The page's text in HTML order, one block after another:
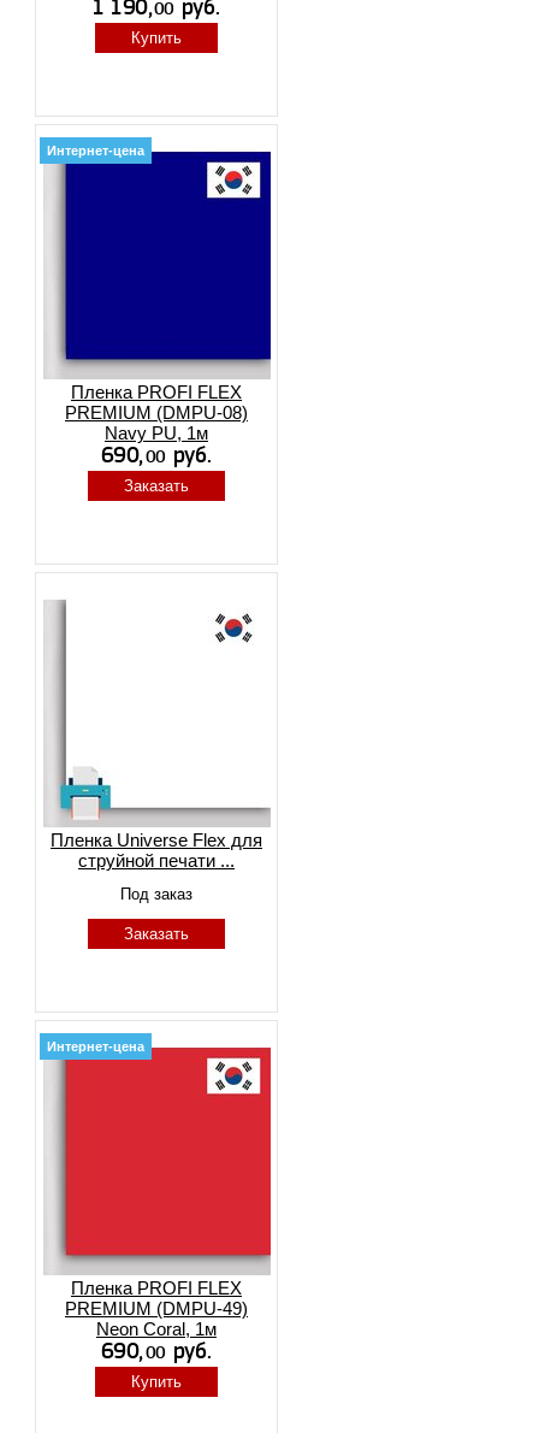
Купить
Интернет-цена
Пленка PROFI FLEX
PREMIUM (DMPU-08)
Navy PU, 1м
Заказать
Пленка Universe Flex для
струйной печати ...
Под заказ
Заказать
Интернет-цена
Пленка PROFI FLEX
PREMIUM (DMPU-49)
Neon Coral, 1м
Купить